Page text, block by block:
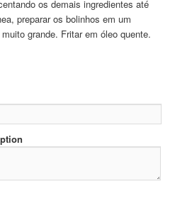
os demais ingredientes até
preparar os bolinhos em um
grande. Fritar em óleo quente.